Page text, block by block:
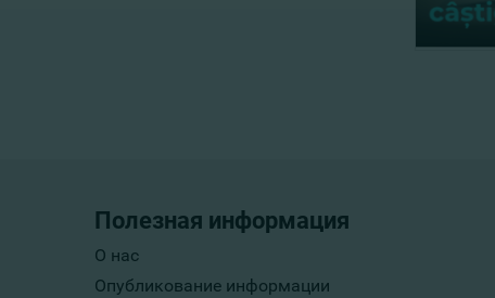
Полезная информация
О нас
Опубликование информации